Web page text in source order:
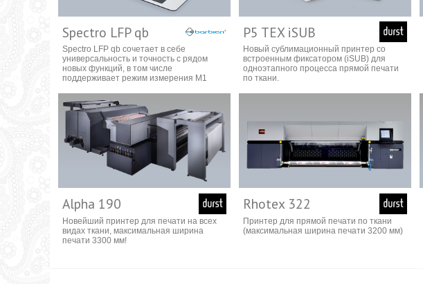
Spectro LFP qb
Spectro LFP qb сочетает в себе
универсальность и точность с рядом
новых функций, в том числе
поддерживает режим измерения M1
P5 TEX iSUB
Новый сублимационный принтер со
встроенным фиксатором (iSUB) для
одноэтапного процесса прямой печати
по ткани.
Alpha 190
Новейший принтер для печати на всех
видах ткани, максимальная ширина
печати 3300 мм!
Rhotex 322
Принтер для прямой печати по ткани
(максимальная ширина печати 3200 мм)